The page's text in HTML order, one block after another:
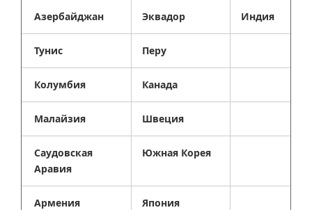
Азербайджан Эквадор Индия
Тунис Перу
Колумбия Канада
Малайзия Швеция
Саудовская
Аравия
Южная Корея
Армения Япония